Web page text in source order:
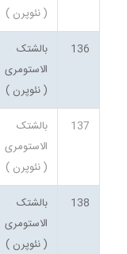
( نئوپرن )
136
بالشتک
الاستومری
( نئوپرن )
137
بالشتک
الاستومری
( نئوپرن )
138
بالشتک
الاستومری
( نئوپرن )